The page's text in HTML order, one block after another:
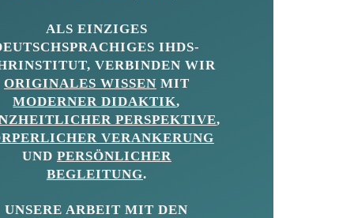
ALS EINZIGES
IHDS-
VERBINDEN WIR
ORIGINALES WISSEN MIT
MODERNER DIDAKTIK,
PERSPEKTIVE,
VERANKERUNG
UND PERSÖNLICHER
BEGLEITUNG.
UNSERE ARBEIT MIT DEN